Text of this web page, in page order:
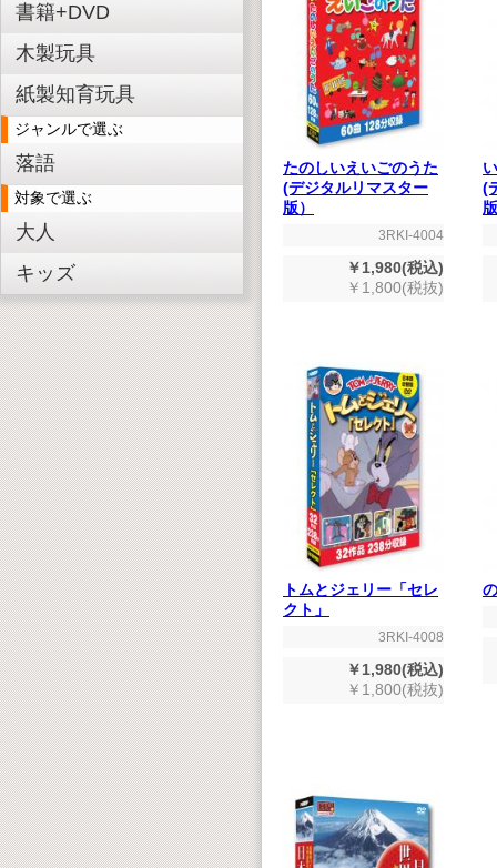
書籍+DVD
木製玩具
紙製知育玩具
ジャンルで選ぶ
落語
対象で選ぶ
大人
キッズ
たのしいえいごのうた
(デジタルリマスター
版）
3RKI-4004
￥1,980(税込)
￥1,800(税抜)
(
トムとジェリー「セレ
クト」
3RKI-4008
￥1,980(税込)
￥1,800(税抜)